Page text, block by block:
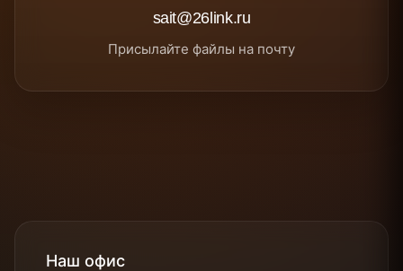
sait@26link.ru
Присылайте файлы на почту
Наш офис